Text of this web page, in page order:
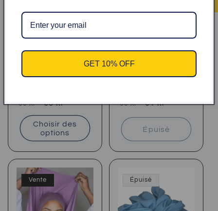
Prix
habituel
80 kr
Prix
soldé
68 kr
Choisir des
options
Prix
60 kr
Prix
51 kr
Épuisé
Vente Épuisé
GET 10% OFF